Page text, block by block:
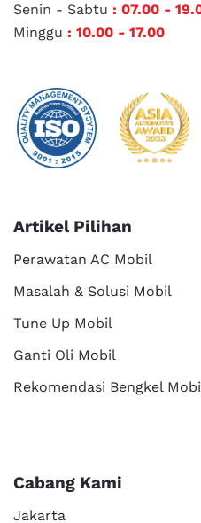
Senin - Sabtu : 07.00 -
Minggu : 10.00 - 17.00
Artikel Pilihan
Perawatan AC Mobil
Masalah & Solusi Mobil
Tune Up Mobil
Ganti Oli Mobil
Rekomendasi Bengkel
Cabang Kami
Jakarta